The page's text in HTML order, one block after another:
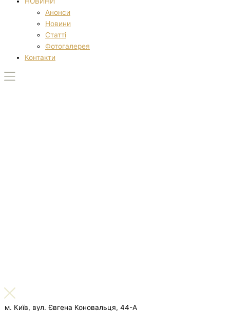
Анонси
Новини
Статті
Фотогалерея
Контакти
м. Київ, вул. Євгена Коновальця, 44-А